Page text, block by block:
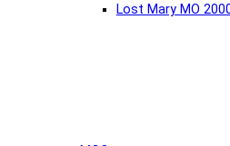
Lost Mary MO